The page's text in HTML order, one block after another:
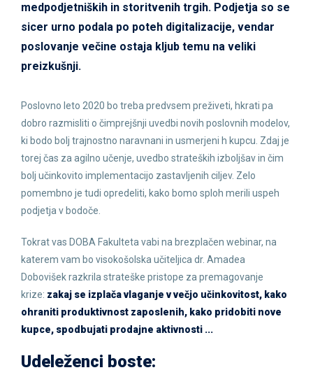
medpodjetniških in storitvenih trgih. Podjetja so se
sicer urno podala po poteh digitalizacije, vendar
poslovanje večine ostaja kljub temu na veliki
preizkušnji.
Poslovno leto 2020 bo treba predvsem preživeti, hkrati pa
dobro razmisliti o čimprejšnji uvedbi novih poslovnih modelov,
ki bodo bolj trajnostno naravnani in usmerjeni h kupcu. Zdaj je
torej čas za agilno učenje, uvedbo strateških izboljšav in čim
bolj učinkovito implementacijo zastavljenih ciljev. Zelo
pomembno je tudi opredeliti, kako bomo sploh merili uspeh
podjetja v bodoče.
Tokrat vas DOBA Fakulteta vabi na brezplačen webinar, na
katerem vam bo visokošolska učiteljica dr. Amadea
Dobovišek razkrila strateške pristope za premagovanje
krize: zakaj se izplača vlaganje v večjo učinkovitost, kako
ohraniti produktivnost zaposlenih, kako pridobiti nove
kupce, spodbujati prodajne aktivnosti ...
Udeleženci boste: